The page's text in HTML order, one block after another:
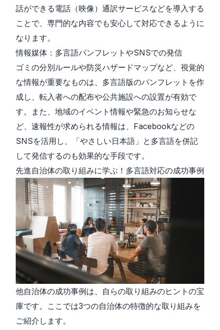
話ができる電話（映像）通訳サービスなどを導入する
ことで、専門的な内容でも安心して対応できるように
なります。
情報媒体：多言語パンフレットやSNSでの発信
ゴミの分別ルールや防災ハザードマップなど、視覚的
な情報が重要なものは、多言語版のパンフレットを作
成し、転入者への配布や公共施設への設置が有効で
す。また、地域のイベント情報や緊急のお知らせな
ど、速報性が求められる情報は、Facebookなどの
SNSを活用し、「やさしい日本語」と多言語を併記
して発信するのも効果的な手段です。
先進自治体の取り組みに学ぶ！多言語対応の成功事例
他自治体の成功事例は、自らの取り組みのヒントの宝
庫です。ここでは3つの自治体の特徴的な取り組みを
ご紹介します。